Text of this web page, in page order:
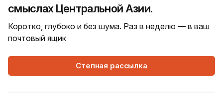
смыслах Центральной Азии.
Коротко, глубоко и без шума. Раз в неделю — в ваш
почтовый ящик
Степная рассылка